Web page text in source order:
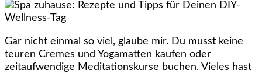
Gar nicht einmal so viel, glaube mir. Du musst keine
teuren Cremes und Yogamatten kaufen oder
zeitaufwendige Meditationskurse buchen. Vieles hast